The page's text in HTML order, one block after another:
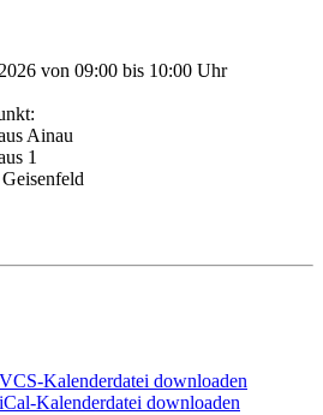
von 09:00 bis 10:00 Uhr
Ainau
1
Kalenderdatei downloaden
Kalenderdatei downloaden